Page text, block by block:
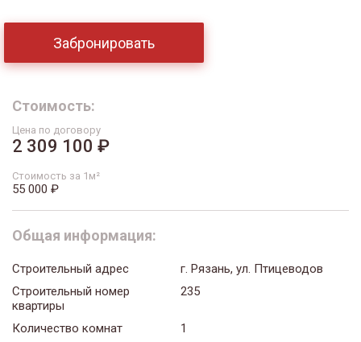
Забронировать
Стоимость:
Цена по договору
2 309 100 ₽
Стоимость за 1м²
55 000 ₽
Общая информация:
Строительный адрес
г. Рязань, ул. Птицеводов
Строительный номер
квартиры
235
Количество комнат
1